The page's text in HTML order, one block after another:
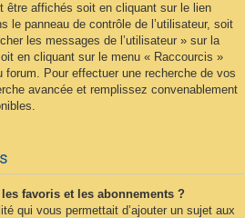
être affichés soit en cliquant sur le lien
le panneau de contrôle de l’utilisateur, soit
les messages de l’utilisateur » sur la
en cliquant sur le menu « Raccourcis »
forum. Pour effectuer une recherche de vos
avancée et remplissez convenablement
favoris et les abonnements ?
qui vous permettait d’ajouter un sujet aux